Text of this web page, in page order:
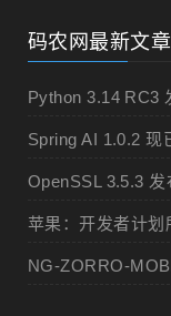
码农网最新文章
Python 3.14 RC3
Spring AI 1.0.2 现
OpenSSL 3.5.3 发
苹果：开发者计划